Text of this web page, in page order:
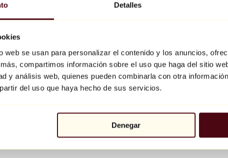
Detalles
web se usan para personalizar el contenido y los anuncios,
compartimos información sobre el uso que haga del sitio
y análisis web, quienes pueden combinarla con otra
del uso que haya hecho de sus servicios.
Denegar